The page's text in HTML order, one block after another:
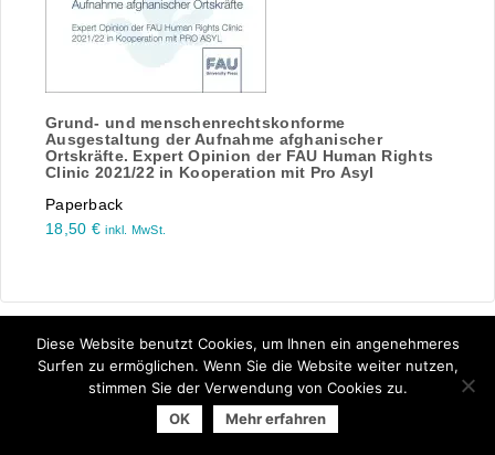
Grund- und menschenrechtskonforme
Ausgestaltung der Aufnahme afghanischer
Ortskräfte. Expert Opinion der FAU Human Rights
Clinic 2021/22 in Kooperation mit Pro Asyl
Paperback
18,50 € inkl. MwSt.
© 2026 Arbeitsgemeinschaft der Universitätsverlage | powered
|Impressum|Datenschutzhinweise
Diese Website benutzt Cookies, um Ihnen ein angenehmeres
Surfen zu ermöglichen. Wenn Sie die Website weiter nutzen,
stimmen Sie der Verwendung von Cookies zu.
OK
Mehr erfahren